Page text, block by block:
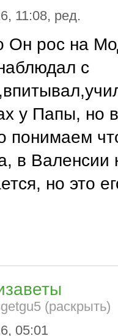
11:08, ред.
Он рос на
с
у Папы, но
понимаем
в Валенсии
но это
(раскрыть)
05:01